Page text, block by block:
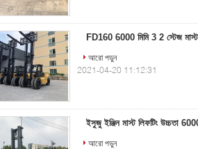
FD160 6000 মিমি 3 2 স্টেজ মাস্ট
আরো পড়ুন
2021-04-20 11:12:31
ইসুজু ইঞ্জিন মাস্ট লিফটিং উচ্চতা
আরো পড়ুন